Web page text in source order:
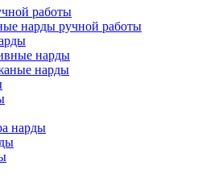
работы
нарды ручной работы
нарды
нарды
нарды